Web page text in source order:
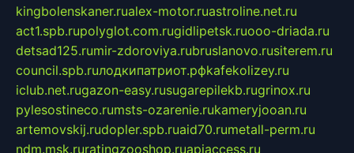
kingbolenskaner.rualex-motor.ruastroline.net.ru
act1.spb.rupolyglot.com.rugidlipetsk.ruooo-driada.ru
detsad125.rumir-zdoroviya.rubruslanovo.rusiterem.ru
council.spb.ruлодкипатриот.рфkafekolizey.ru
iclub.net.rugazon-easy.rusugarepilekb.rugrinox.ru
pylesostineco.rumsts-ozarenie.rukameryjooan.ru
artemovskij.rudopler.spb.ruaid70.rumetall-perm.ru
ndm.msk.ruratingzooshop.ruapiaccess.ru